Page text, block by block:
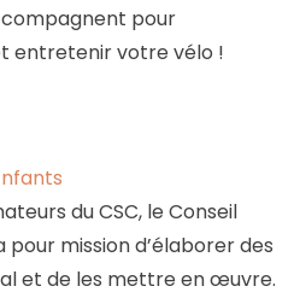
pour
entretenir votre vélo !
du CSC, le Conseil
pour mission d’élaborer des
et de les mettre en œuvre.